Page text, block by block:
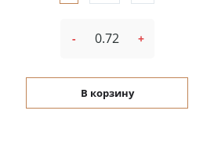
- +
В корзину